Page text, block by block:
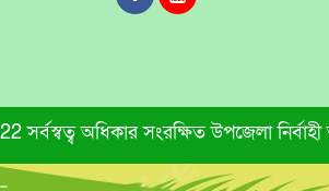
সর্বস্বত্ব অধিকার সংরক্ষিতউপজেলা